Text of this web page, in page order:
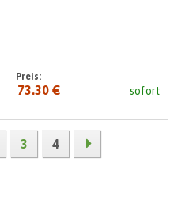
sofort
Preis:
73.30 €
3 4